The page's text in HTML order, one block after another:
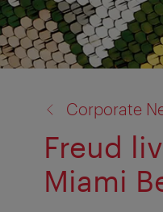
Corporate
Freud
Miami